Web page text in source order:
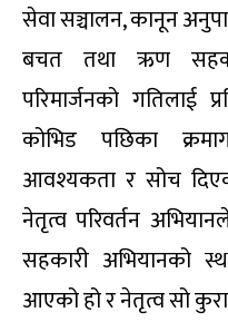
सेवा सञ्चालन, कानून
बचत तथा ऋण
परिमार्जनको गतिलाई
कोभिड पछिका
आवश्यकता र सोच
नेतृत्व परिवर्तन
सहकारी अभियानको
आएको हो र नेतृत्व सो